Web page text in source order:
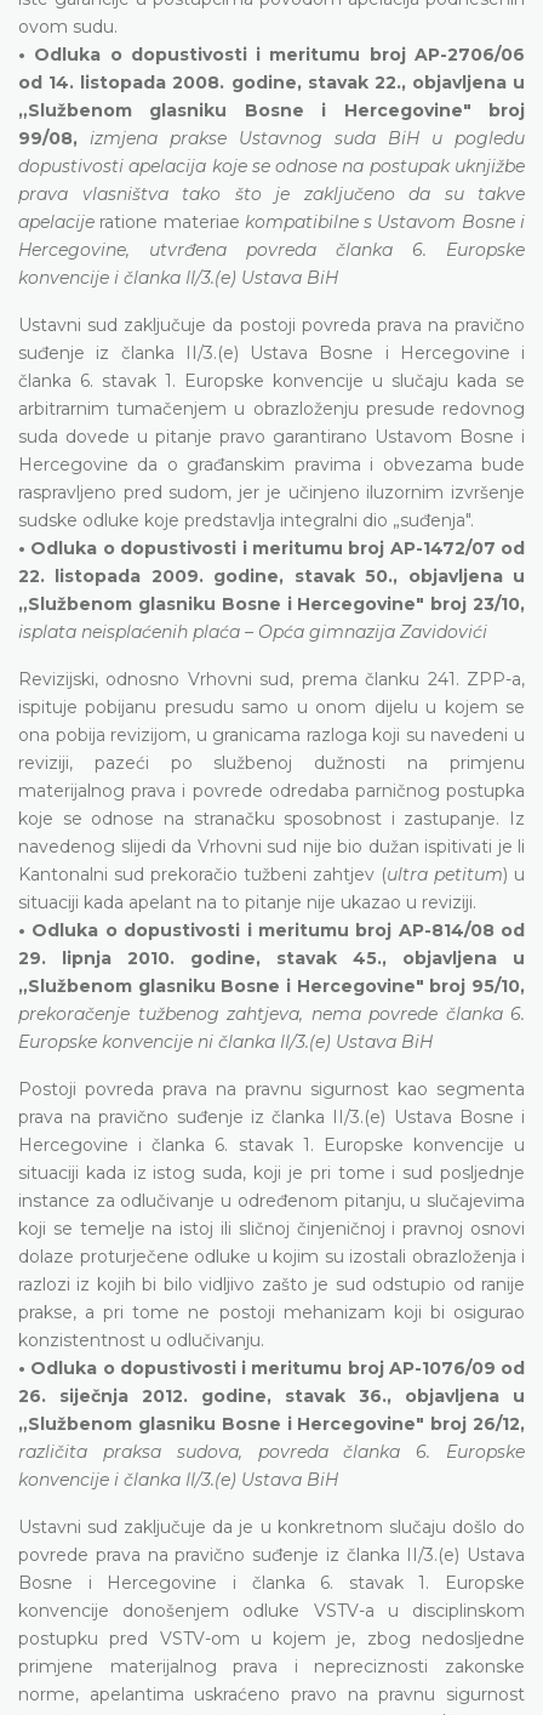
ovom sudu.
• Odluka o dopustivosti i meritumu broj AP-2706/06
od 14. listopada 2008. godine, stavak 22., objavljena u
„Službenom glasniku Bosne i Hercegovine" broj
99/08, izmjena prakse Ustavnog suda BiH u pogledu
dopustivosti apelacija koje se odnose na postupak uknjižbe
prava vlasništva tako što je zaključeno da su takve
apelacije ratione materiae kompatibilne s Ustavom Bosne i
Hercegovine, utvrđena povreda članka 6. Europske
konvencije i članka II/3.(e) Ustava BiH
Ustavni sud zaključuje da postoji povreda prava na pravično
suđenje iz članka II/3.(e) Ustava Bosne i Hercegovine i
članka 6. stavak 1. Europske konvencije u slučaju kada se
arbitrarnim tumačenjem u obrazloženju presude redovnog
suda dovede u pitanje pravo garantirano Ustavom Bosne i
Hercegovine da o građanskim pravima i obvezama bude
raspravljeno pred sudom, jer je učinjeno iluzornim izvršenje
sudske odluke koje predstavlja integralni dio „suđenja".
• Odluka o dopustivosti i meritumu broj AP-1472/07 od
22. listopada 2009. godine, stavak 50., objavljena u
„Službenom glasniku Bosne i Hercegovine" broj 23/10,
isplata neisplaćenih plaća – Opća gimnazija Zavidovići
Revizijski, odnosno Vrhovni sud, prema članku 241. ZPP-a,
ispituje pobijanu presudu samo u onom dijelu u kojem se
ona pobija revizijom, u granicama razloga koji su navedeni u
reviziji, pazeći po službenoj dužnosti na primjenu
materijalnog prava i povrede odredaba parničnog postupka
koje se odnose na stranačku sposobnost i zastupanje. Iz
navedenog slijedi da Vrhovni sud nije bio dužan ispitivati je li
Kantonalni sud prekoračio tužbeni zahtjev (ultra petitum) u
situaciji kada apelant na to pitanje nije ukazao u reviziji.
• Odluka o dopustivosti i meritumu broj AP-814/08 od
29. lipnja 2010. godine, stavak 45., objavljena u
„Službenom glasniku Bosne i Hercegovine" broj 95/10,
prekoračenje tužbenog zahtjeva, nema povrede članka 6.
Europske konvencije ni članka II/3.(e) Ustava BiH
Postoji povreda prava na pravnu sigurnost kao segmenta
prava na pravično suđenje iz članka II/3.(e) Ustava Bosne i
Hercegovine i članka 6. stavak 1. Europske konvencije u
situaciji kada iz istog suda, koji je pri tome i sud posljednje
instance za odlučivanje u određenom pitanju, u slučajevima
koji se temelje na istoj ili sličnoj činjeničnoj i pravnoj osnovi
dolaze proturječene odluke u kojim su izostali obrazloženja i
razlozi iz kojih bi bilo vidljivo zašto je sud odstupio od ranije
prakse, a pri tome ne postoji mehanizam koji bi osigurao
konzistentnost u odlučivanju.
• Odluka o dopustivosti i meritumu broj AP-1076/09 od
26. siječnja 2012. godine, stavak 36., objavljena u
„Službenom glasniku Bosne i Hercegovine" broj 26/12,
različita praksa sudova, povreda članka 6. Europske
konvencije i članka II/3.(e) Ustava BiH
Ustavni sud zaključuje da je u konkretnom slučaju došlo do
povrede prava na pravično suđenje iz članka II/3.(e) Ustava
Bosne i Hercegovine i članka 6. stavak 1. Europske
konvencije donošenjem odluke VSTV-a u disciplinskom
postupku pred VSTV-om u kojem je, zbog nedosljedne
primjene materijalnog prava i nepreciznosti zakonske
norme, apelantima uskraćeno pravo na pravnu sigurnost